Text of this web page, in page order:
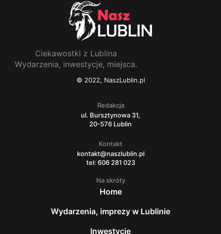
Ciekawostki z Lublina
Wydarzenia, inwestycje, miejsca.
© 2022, NaszLublin.pl
Redakcja
ul. Bursztynowa 31,
20-576 Lublin
Kontakt
kontakt@naszlublin.pl
tel: 606 281 023
Na skróty
Home
Wydarzenia, imprezy w Lublinie
Inwestycje